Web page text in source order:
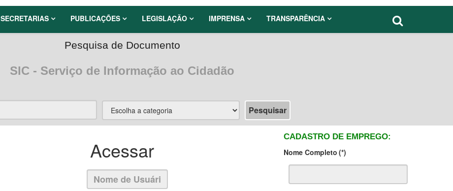
SECRETARIAS PUBLICAÇÕES LEGISLAÇÃO IMPRENSA TRANSPARÊNCIA
Pesquisa de Documento
SIC - Serviço de Informação ao Cidadão
Acessar
CADASTRO DE EMPREGO:
Nome Completo (*)